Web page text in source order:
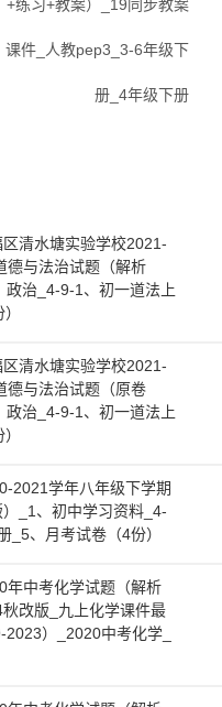
+练习+教案）_19同步教案
课件_人教pep3_3-6年级下
册_4年级下册
清水塘实验学校2021-
德与法治试题（解析
政治_4-9-1、初一道法上
清水塘实验学校2021-
德与法治试题（原卷
政治_4-9-1、初一道法上
2021学年八年级下学期
_1、初中学习资料_4-
_5、月考试卷（4份）
年中考化学试题（解析
改版_九上化学课件最
）_2020中考化学_